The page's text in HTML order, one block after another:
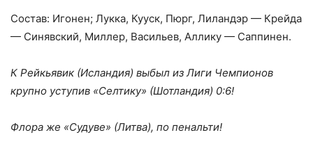
Состав: Игонен; Лукка, Кууск, Пюрг, Лиландэр — Крейда
— Синявский, Миллер, Васильев, Аллику — Саппинен.
К Рейкьявик (Исландия) выбыл из Лиги Чемпионов
крупно уступив «Селтику» (Шотландия) 0:6!
Флора же «Судуве» (Литва), по пенальти!